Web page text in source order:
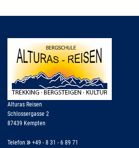
Alturas Reisen
Schlossergasse 2
87439 Kempten
Telefon
+49 - 8 31 - 6 89 71